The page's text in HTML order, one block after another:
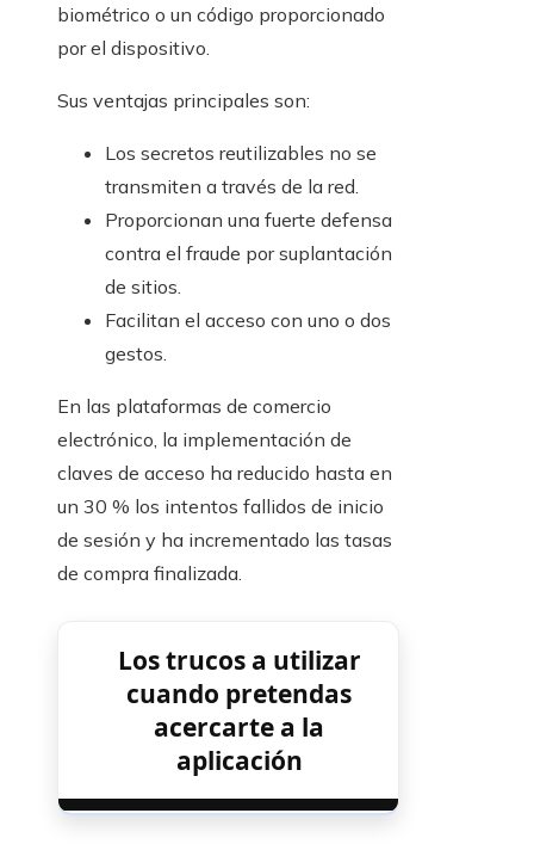
biométrico o un código proporcionado
por el dispositivo.
Sus ventajas principales son:
Los secretos reutilizables no se
transmiten a través de la red.
Proporcionan una fuerte defensa
contra el fraude por suplantación
de sitios.
Facilitan el acceso con uno o dos
gestos.
En las plataformas de comercio
electrónico, la implementación de
claves de acceso ha reducido hasta en
un 30 % los intentos fallidos de inicio
de sesión y ha incrementado las tasas
de compra finalizada.
Los trucos a utilizar
cuando pretendas
acercarte a la
aplicación